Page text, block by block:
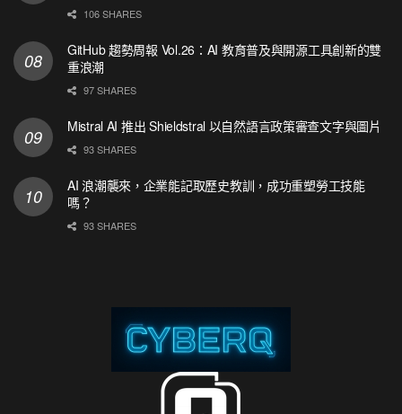
106 SHARES
GitHub 趨勢周報 Vol.26：AI 教育普及與開源工具創新的雙
重浪潮
97 SHARES
Mistral AI 推出 Shieldstral 以自然語言政策審查文字與圖片
93 SHARES
AI 浪潮襲來，企業能記取歷史教訓，成功重塑勞工技能
嗎？
93 SHARES